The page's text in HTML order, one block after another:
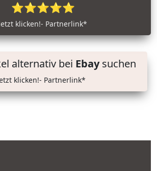
⭐⭐⭐⭐⭐
klicken!- Partnerlink*
alternativ bei Ebaysuchen
klicken!- Partnerlink*